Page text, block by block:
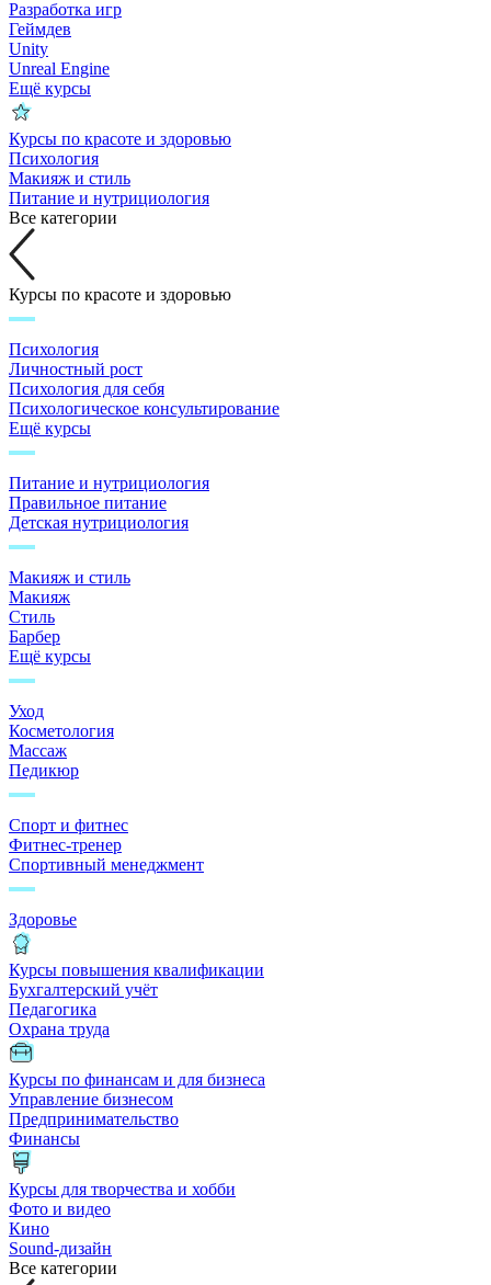
Разработка игр
Геймдев
Unity
Unreal Engine
Ещё курсы
Курсы по красоте и здоровью
Психология
Макияж и стиль
Питание и нутрициология
Все категории
Курсы по красоте и здоровью
Психология
Личностный рост
Психология для себя
Психологическое консультирование
Ещё курсы
Питание и нутрициология
Правильное питание
Детская нутрициология
Макияж и стиль
Макияж
Стиль
Барбер
Ещё курсы
Уход
Косметология
Массаж
Педикюр
Спорт и фитнес
Фитнес-тренер
Спортивный менеджмент
Здоровье
Курсы повышения квалификации
Бухгалтерский учёт
Педагогика
Охрана труда
Курсы по финансам и для бизнеса
Управление бизнесом
Предпринимательство
Финансы
Курсы для творчества и хобби
Фото и видео
Кино
Sound-дизайн
Все категории